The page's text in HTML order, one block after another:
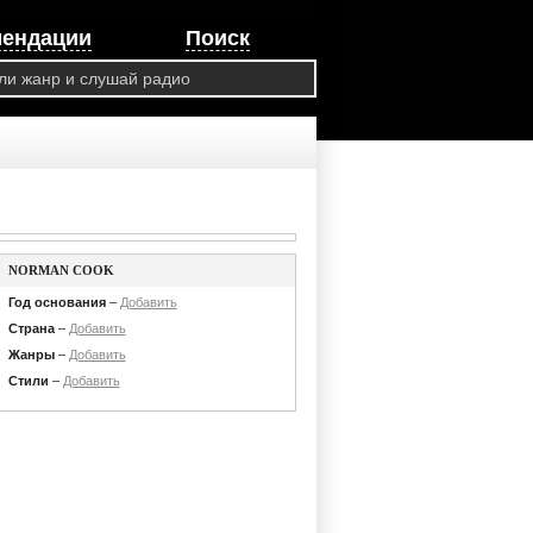
Поиск
NORMAN COOK
Год основания– Добавить
Страна– Добавить
Жанры– Добавить
Стили – Добавить